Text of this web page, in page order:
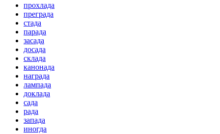
прохлада
преграда
стада
парада
засада
досада
склада
канонада
награда
лампада
доклада
сада
рада
запада
иногда